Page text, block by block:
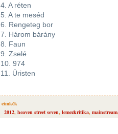
4. A réten
5. A te meséd
6. Rengeteg bor
7. Három bárány
8. Faun
9. Zselé
10. 974
11. Úristen
cimkék
2012, heaven street seven, lemezkritika, mainstream